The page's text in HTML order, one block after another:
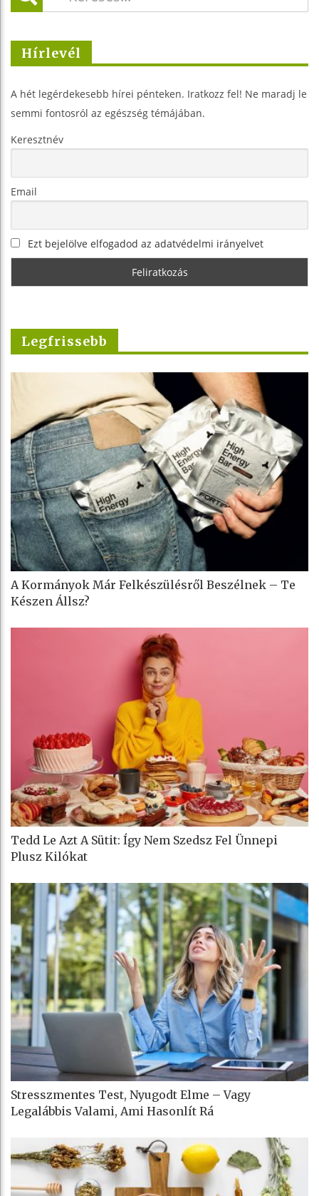
Hírlevél
A hét legérdekesebb hírei pénteken. Iratkozz fel! Ne maradj le
semmi fontosról az egészség témájában.
Keresztnév
Email
Ezt bejelölve elfogadod az adatvédelmi irányelvet
Legfrissebb
A Kormányok Már Felkészülésről Beszélnek – Te
Készen Állsz?
Tedd Le Azt A Sütit: Így Nem Szedsz Fel Ünnepi
Plusz Kilókat
Stresszmentes Test, Nyugodt Elme – Vagy
Legalábbis Valami, Ami Hasonlít Rá